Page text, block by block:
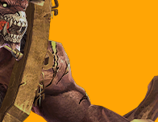
랭킹
R2Match